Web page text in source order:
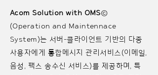
Acom Solution with OMS©
(Operation and Maintennace
System)는 서버-클라이언트 기반의 다중
사용자에게 통합메시지 관리서비스(이메일,
음성, 팩스 송수신 서비스)를 제공하며, 특